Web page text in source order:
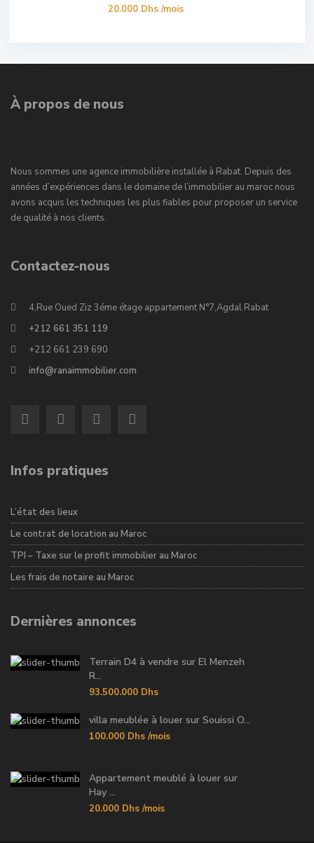
20.000 Dhs/mois
À propos de nous
Nous sommes une agence immobilière installée à Rabat. Depuis des
années d’expériences dans le domaine de l’immobilier au maroc nous
avons acquis les techniques les plus fiables pour proposer un service
de qualité à nos clients.
Contactez-nous
4,Rue Oued Ziz 3éme étage appartement N°7,Agdal Rabat
+212 661 351 119
+212 661 239 690
info@ranaimmobilier.com
Infos pratiques
L’état des lieux
Le contrat de location au Maroc
TPI – Taxe sur le profit immobilier au Maroc
Les frais de notaire au Maroc
Dernières annonces
Terrain D4 à vendre sur El Menzeh
R...
93.500.000 Dhs
villa meublée à louer sur Souissi O...
100.000 Dhs /mois
Appartement meublé à louer sur
Hay ...
20.000 Dhs /mois